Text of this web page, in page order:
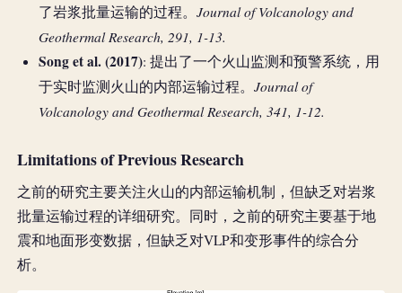
了岩浆批量运输的过程。 Journal of Volcanology and
Geothermal Research, 291, 1-13.
Song et al. (2017): 提出了一个火山监测和预警系统，用
于实时监测火山的内部运输过程。 Journal of
Volcanology and Geothermal Research, 341, 1-12.
Limitations of Previous Research
之前的研究主要关注火山的内部运输机制，但缺乏对岩浆
批量运输过程的详细研究。同时，之前的研究主要基于地
震和地面形变数据，但缺乏对VLP和变形事件的综合分
析。